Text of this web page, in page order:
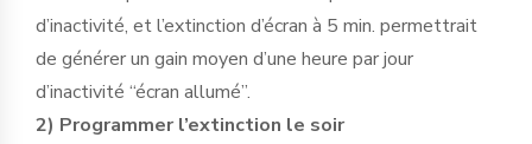
d’inactivité, et l’extinction d’écran à 5 min. permettrait
de générer un gain moyen d’une heure par jour
d’inactivité “écran allumé”.
2) Programmer l’extinction le soir